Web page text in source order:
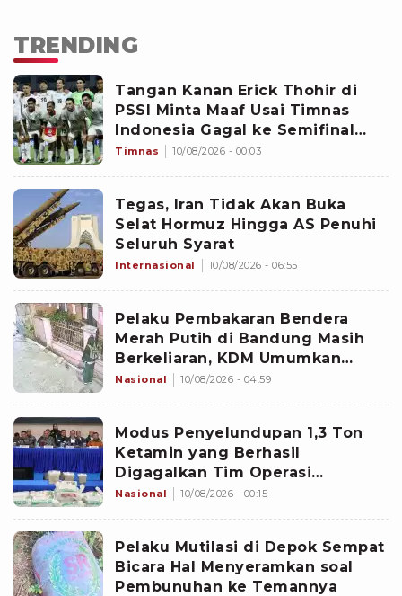
TRENDING
Tangan Kanan Erick Thohir di
PSSI Minta Maaf Usai Timnas
Indonesia Gagal ke Semifinal
Piala AFF 2026: Jangan Hujat
Timnas 10/08/2026 - 00:03
Tegas, Iran Tidak Akan Buka
Selat Hormuz Hingga AS Penuhi
Seluruh Syarat
Internasional 10/08/2026 - 06:55
Pelaku Pembakaran Bendera
Merah Putih di Bandung Masih
Berkeliaran, KDM Umumkan
Sayembara Berhadiah
Nasional 10/08/2026 - 04:59
Modus Penyelundupan 1,3 Ton
Ketamin yang Berhasil
Digagalkan Tim Operasi
Gabungan di Perairan Natuna
Nasional 10/08/2026 - 00:15
Pelaku Mutilasi di Depok Sempat
Bicara Hal Menyeramkan soal
Pembunuhan ke Temannya